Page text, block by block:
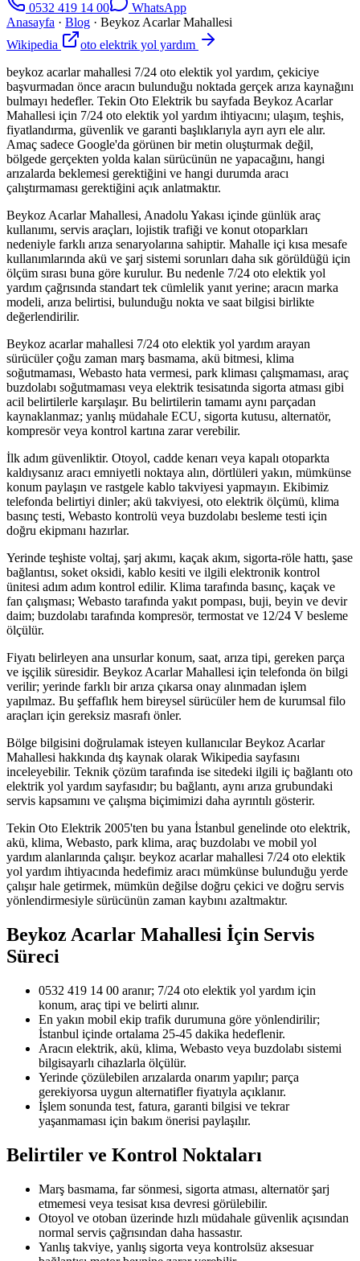
0532 419 14 00
WhatsApp
Anasayfa · Blog · Beykoz Acarlar Mahallesi
Wikipedia
oto elektrik yol yardım
beykoz acarlar mahallesi 7/24 oto elektik yol yardım, çekiciye
başvurmadan önce aracın bulunduğu noktada gerçek arıza kaynağını
bulmayı hedefler. Tekin Oto Elektrik bu sayfada Beykoz Acarlar
Mahallesi için 7/24 oto elektik yol yardım ihtiyacını; ulaşım, teşhis,
fiyatlandırma, güvenlik ve garanti başlıklarıyla ayrı ayrı ele alır.
Amaç sadece Google'da görünen bir metin oluşturmak değil,
bölgede gerçekten yolda kalan sürücünün ne yapacağını, hangi
arızalarda beklemesi gerektiğini ve hangi durumda aracı
çalıştırmaması gerektiğini açık anlatmaktır.
Beykoz Acarlar Mahallesi, Anadolu Yakası içinde günlük araç
kullanımı, servis araçları, lojistik trafiği ve konut otoparkları
nedeniyle farklı arıza senaryolarına sahiptir. Mahalle içi kısa mesafe
kullanımlarında akü ve şarj sistemi sorunları daha sık görüldüğü için
ölçüm sırası buna göre kurulur. Bu nedenle 7/24 oto elektik yol
yardım çağrısında standart tek cümlelik yanıt yerine; aracın marka
modeli, arıza belirtisi, bulunduğu nokta ve saat bilgisi birlikte
değerlendirilir.
Beykoz acarlar mahallesi 7/24 oto elektik yol yardım arayan
sürücüler çoğu zaman marş basmama, akü bitmesi, klima
soğutmaması, Webasto hata vermesi, park kliması çalışmaması, araç
buzdolabı soğutmaması veya elektrik tesisatında sigorta atması gibi
acil belirtilerle karşılaşır. Bu belirtilerin tamamı aynı parçadan
kaynaklanmaz; yanlış müdahale ECU, sigorta kutusu, alternatör,
kompresör veya kontrol kartına zarar verebilir.
İlk adım güvenliktir. Otoyol, cadde kenarı veya kapalı otoparkta
kaldıysanız aracı emniyetli noktaya alın, dörtlüleri yakın, mümkünse
konum paylaşın ve rastgele kablo takviyesi yapmayın. Ekibimiz
telefonda belirtiyi dinler; akü takviyesi, oto elektrik ölçümü, klima
basınç testi, Webasto kontrolü veya buzdolabı besleme testi için
doğru ekipmanı hazırlar.
Yerinde teşhiste voltaj, şarj akımı, kaçak akım, sigorta-röle hattı, şase
bağlantısı, soket oksidi, kablo kesiti ve ilgili elektronik kontrol
ünitesi adım adım kontrol edilir. Klima tarafında basınç, kaçak ve
fan çalışması; Webasto tarafında yakıt pompası, buji, beyin ve devir
daim; buzdolabı tarafında kompresör, termostat ve 12/24 V besleme
ölçülür.
Fiyatı belirleyen ana unsurlar konum, saat, arıza tipi, gereken parça
ve işçilik süresidir. Beykoz Acarlar Mahallesi için telefonda ön bilgi
verilir; yerinde farklı bir arıza çıkarsa onay alınmadan işlem
yapılmaz. Bu şeffaflık hem bireysel sürücüler hem de kurumsal filo
araçları için gereksiz masrafı önler.
Bölge bilgisini doğrulamak isteyen kullanıcılar Beykoz Acarlar
Mahallesi hakkında dış kaynak olarak Wikipedia sayfasını
inceleyebilir. Teknik çözüm tarafında ise sitedeki ilgili iç bağlantı oto
elektrik yol yardım sayfasıdır; bu bağlantı, aynı arıza grubundaki
servis kapsamını ve çalışma biçimimizi daha ayrıntılı gösterir.
Tekin Oto Elektrik 2005'ten bu yana İstanbul genelinde oto elektrik,
akü, klima, Webasto, park klima, araç buzdolabı ve mobil yol
yardım alanlarında çalışır. beykoz acarlar mahallesi 7/24 oto elektik
yol yardım ihtiyacında hedefimiz aracı mümkünse bulunduğu yerde
çalışır hale getirmek, mümkün değilse doğru çekici ve doğru servis
yönlendirmesiyle sürücünün zaman kaybını azaltmaktır.
Beykoz Acarlar Mahallesi İçin Servis
Süreci
0532 419 14 00 aranır; 7/24 oto elektik yol yardım için
konum, araç tipi ve belirti alınır.
En yakın mobil ekip trafik durumuna göre yönlendirilir;
İstanbul içinde ortalama 25-45 dakika hedeflenir.
Aracın elektrik, akü, klima, Webasto veya buzdolabı sistemi
bilgisayarlı cihazlarla ölçülür.
Yerinde çözülebilen arızalarda onarım yapılır; parça
gerekiyorsa uygun alternatifler fiyatıyla açıklanır.
İşlem sonunda test, fatura, garanti bilgisi ve tekrar
yaşanmaması için bakım önerisi paylaşılır.
Belirtiler ve Kontrol Noktaları
Marş basmama, far sönmesi, sigorta atması, alternatör şarj
etmemesi veya tesisat kısa devresi görülebilir.
Otoyol ve otoban üzerinde hızlı müdahale güvenlik açısından
normal servis çağrısından daha hassastır.
Yanlış takviye, yanlış sigorta veya kontrolsüz aksesuar